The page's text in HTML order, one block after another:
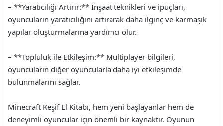
– **Yaratıcılığı Artırır:** İnşaat teknikleri ve ipuçları,
oyuncuların yaratıcılığını artırarak daha ilginç ve karmaşık
yapılar oluşturmalarına yardımcı olur.
– **Topluluk ile Etkileşim:** Multiplayer bilgileri,
oyuncuların diğer oyuncularla daha iyi etkileşimde
bulunmalarını sağlar.
Minecraft Keşif El Kitabı, hem yeni başlayanlar hem de
deneyimli oyuncular için önemli bir kaynaktır. Oyunun